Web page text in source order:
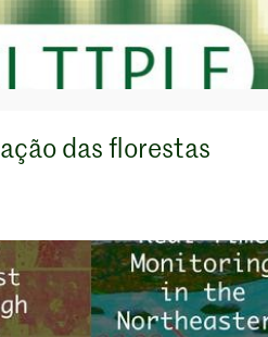
das florestas